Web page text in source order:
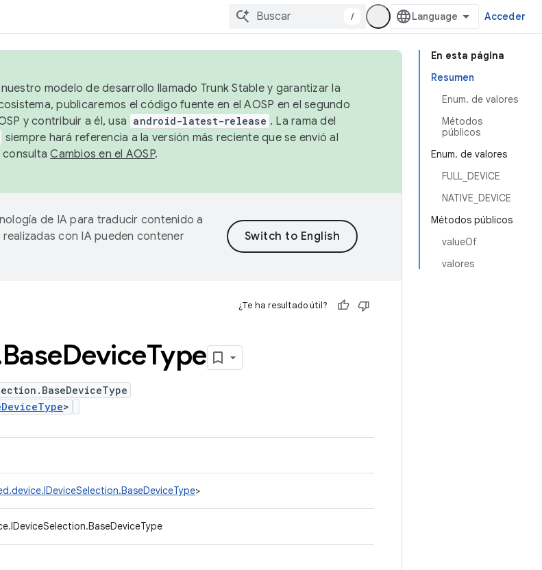
/ Acceder
En esta página
Resumen
Enum. de valores
Métodos
públicos
Enum. de valores
FULL_DEVICE
NATIVE_DEVICE
Métodos públicos
valueOf
valores
modelo de desarrollo llamado Trunk Stable y garantizar la
publicaremos el código fuente en el AOSP en el segundo
y contribuir a él, usa android-latest-release . La rama del
siempre hará referencia a la versión más reciente que se envió al
consultaCambios en el AOSP.
de IA para traducir contenido a
con IA pueden contener
¿Te ha resultado útil?
BaseDeviceType
>
>